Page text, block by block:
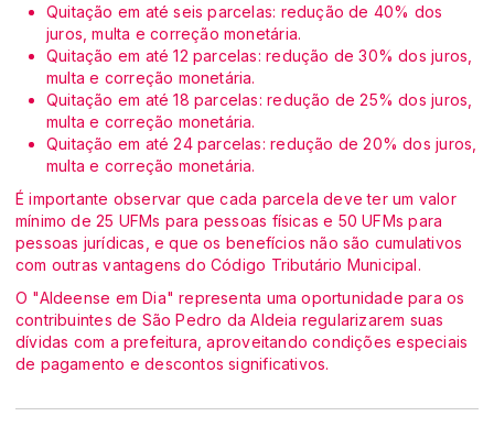
Quitação em até seis parcelas: redução de 40% dos
juros, multa e correção monetária.
Quitação em até 12 parcelas: redução de 30% dos juros,
multa e correção monetária.
Quitação em até 18 parcelas: redução de 25% dos juros,
multa e correção monetária.
Quitação em até 24 parcelas: redução de 20% dos juros,
multa e correção monetária.
É importante observar que cada parcela deve ter um valor
mínimo de 25 UFMs para pessoas físicas e 50 UFMs para
pessoas jurídicas, e que os benefícios não são cumulativos
com outras vantagens do Código Tributário Municipal.
O "Aldeense em Dia" representa uma oportunidade para os
contribuintes de São Pedro da Aldeia regularizarem suas
dívidas com a prefeitura, aproveitando condições especiais
de pagamento e descontos significativos.